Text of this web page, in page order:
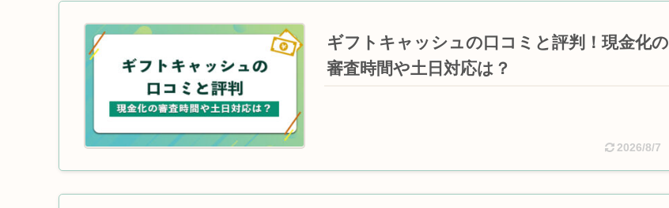
ギフトキャッシュの口コミと評判！現金化の
審査時間や土日対応は？
2026/8/7